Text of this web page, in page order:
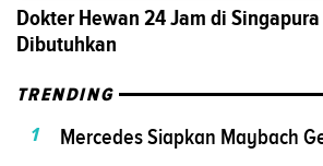
Dokter Hewan 24 Jam di
Dibutuhkan
TRENDING
1
Mercedes Siapkan Maybach